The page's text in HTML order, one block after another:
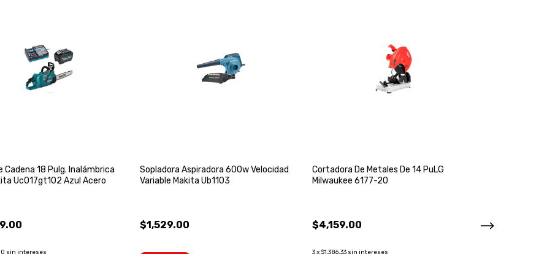
Cadena 18 Pulg. Inalámbrica
Uc017gt102 Azul Acero
sin intereses
Sopladora Aspiradora 600w Velocidad
Variable Makita Ub1103
$1,529.00
Cortadora De Metales De 14 PuLG
Milwaukee 6177-20
$4,159.00
3x $1,386.33 sin intereses
$10,799.00